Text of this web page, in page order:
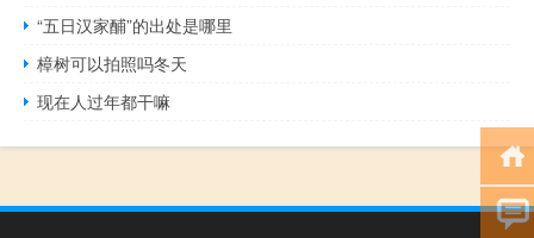
“五日汉家酺”的出处是哪里
樟树可以拍照吗冬天
现在人过年都干嘛